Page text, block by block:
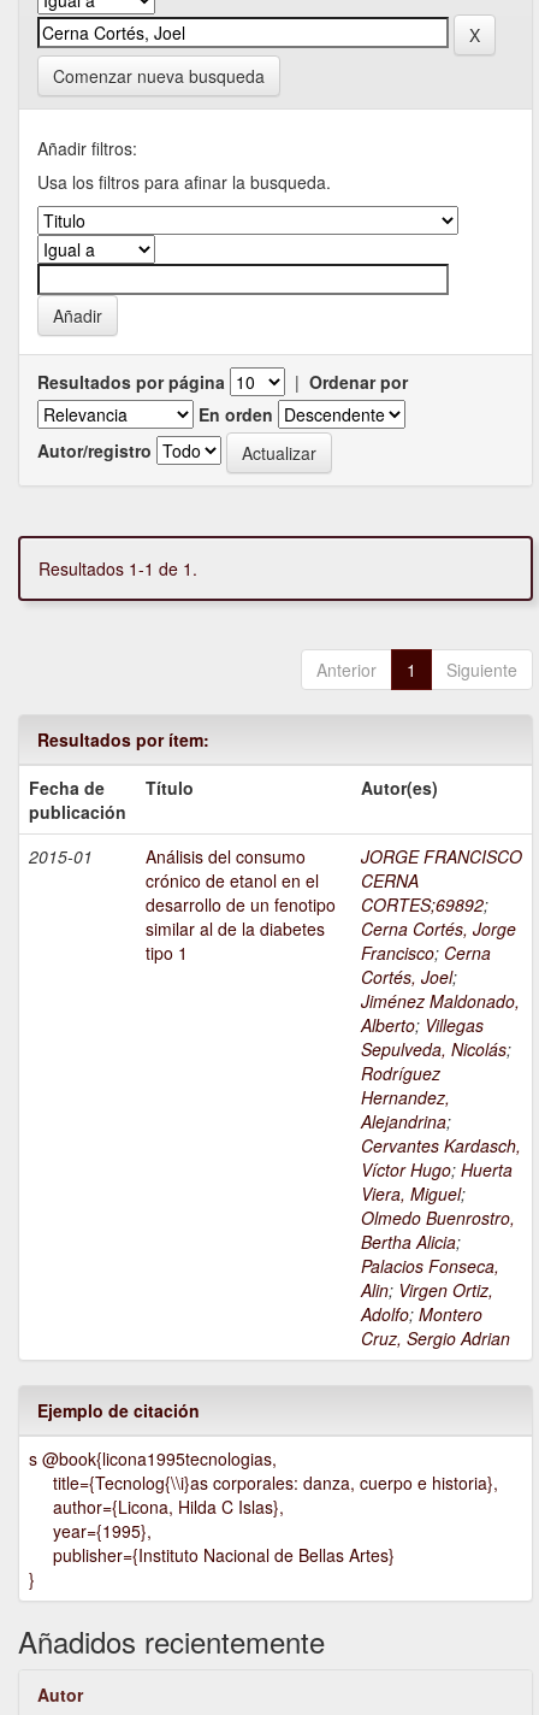
Comenzar nueva busqueda
Añadir filtros:
Usa los filtros para afinar la busqueda.
Resultados por página | Ordenar por
En orden
Autor/registro
Resultados 1-1 de 1.
Anterior 1 Siguiente
Resultados por ítem:
Fecha de
publicación
Título Autor(es)
2015-01
Análisis del consumo
crónico de etanol en el
desarrollo de un fenotipo
similar al de la diabetes
tipo 1
JORGE FRANCISCO
CERNA
CORTES;69892;
Cerna Cortés, Jorge
Francisco; Cerna
Cortés, Joel;
Jiménez Maldonado,
Alberto; Villegas
Sepulveda, Nicolás;
Rodríguez
Hernandez,
Alejandrina;
Cervantes Kardasch,
Víctor Hugo; Huerta
Viera, Miguel;
Olmedo Buenrostro,
Bertha Alicia;
Palacios Fonseca,
Alin; Virgen Ortiz,
Adolfo; Montero
Cruz, Sergio Adrian
Ejemplo de citación
s @book{licona1995tecnologias,
title={Tecnolog{\\i}as corporales: danza, cuerpo e historia},
author={Licona, Hilda C Islas},
year={1995},
publisher={Instituto Nacional de Bellas Artes}
}
Añadidos recientemente
Autor